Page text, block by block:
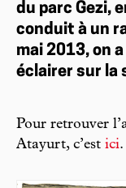
du parc Gezi,
conduit à un
mai 2013, on
éclairer sur la
Pour retrouver
Atayurt, c’est ici.